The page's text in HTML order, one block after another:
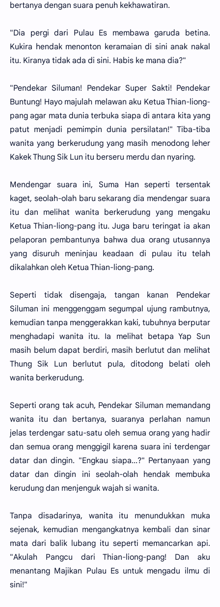
bertanya dengan suara penuh kekhawatiran.
"Dia pergi dari Pulau Es membawa garuda betina.
Kukira hendak menonton keramaian di sini anak nakal
itu. Kiranya tidak ada di sini. Habis ke mana dia?"
"Pendekar Siluman! Pendekar Super Sakti! Pendekar
Buntung! Hayo majulah melawan aku Ketua Thian-liong-
pang agar mata dunia terbuka siapa di antara kita yang
patut menjadi pemimpin dunia persilatan!" Tiba-tiba
wanita yang berkerudung yang masih menodong leher
Kakek Thung Sik Lun itu berseru merdu dan nyaring.
Mendengar suara ini, Suma Han seperti tersentak
kaget, seolah-olah baru sekarang dia mendengar suara
itu dan melihat wanita berkerudung yang mengaku
Ketua Thian-liong-pang itu. Juga baru teringat ia akan
pelaporan pembantunya bahwa dua orang utusannya
yang disuruh meninjau keadaan di pulau itu telah
dikalahkan oleh Ketua Thian-liong-pang.
Seperti tidak disengaja, tangan kanan Pendekar
Siluman ini menggenggam segumpal ujung rambutnya,
kemudian tanpa menggerakkan kaki, tubuhnya berputar
menghadapi wanita itu. Ia melihat betapa Yap Sun
masih belum dapat berdiri, masih berlutut dan melihat
Thung Sik Lun berlutut pula, ditodong belati oleh
wanita berkerudung.
Seperti orang tak acuh, Pendekar Siluman memandang
wanita itu dan bertanya, suaranya perlahan namun
jelas terdengar satu-satu oleh semua orang yang hadir
dan semua orang menggigil karena suara ini terdengar
datar dan dingin. "Engkau siapa...?" Pertanyaan yang
datar dan dingin ini seolah-olah hendak membuka
kerudung dan menjenguk wajah si wanita.
Tanpa disadarinya, wanita itu menundukkan muka
sejenak, kemudian mengangkatnya kembali dan sinar
mata dari balik lubang itu seperti memancarkan api.
"Akulah Pangcu dari Thian-liong-pang! Dan aku
menantang Majikan Pulau Es untuk mengadu ilmu di
sini!"